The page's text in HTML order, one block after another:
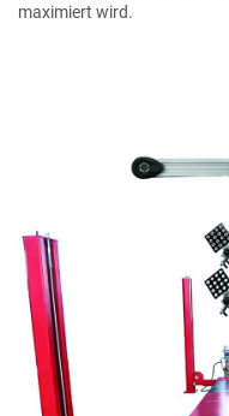
maximiert wird.